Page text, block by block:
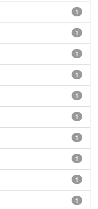
1
1
1
1
1
1
1
1
1
1